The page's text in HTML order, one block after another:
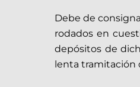
Debe de
rodados en
depósitos de
lenta tramitación